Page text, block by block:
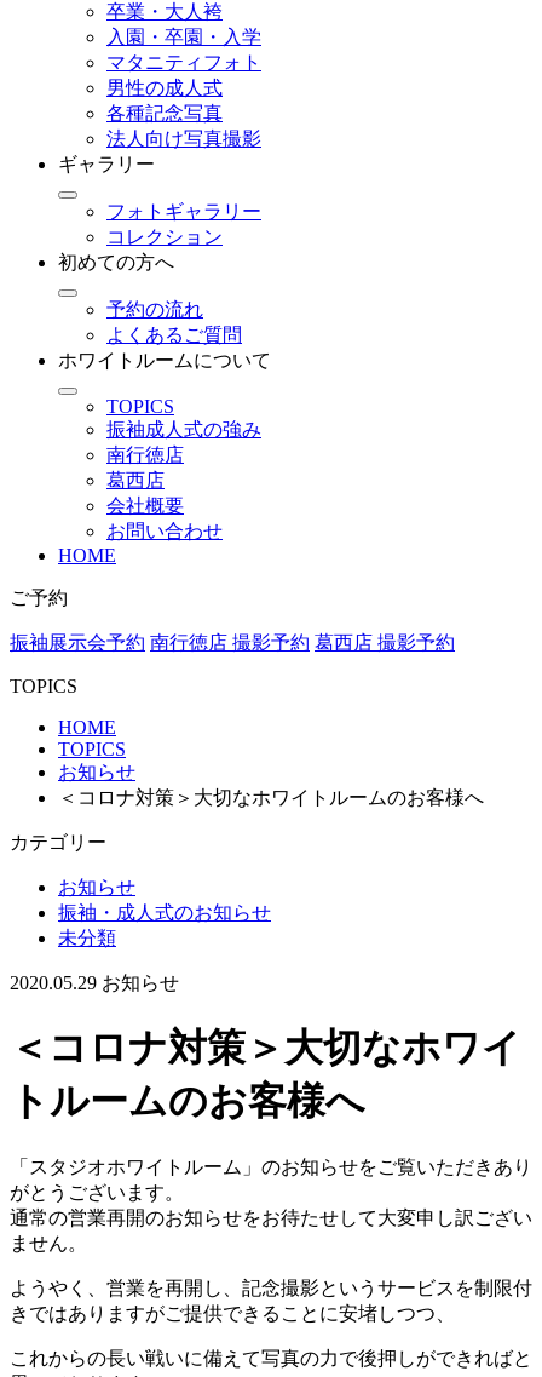
卒業・大人袴
入園・卒園・入学
マタニティフォト
男性の成人式
各種記念写真
法人向け写真撮影
ギャラリー
フォトギャラリー
コレクション
初めての方へ
予約の流れ
よくあるご質問
ホワイトルームについて
TOPICS
振袖成人式の強み
南行徳店
葛西店
会社概要
お問い合わせ
HOME
ご予約
振袖展示会予約 南行徳店 撮影予約 葛西店 撮影予約
TOPICS
HOME
TOPICS
お知らせ
＜コロナ対策＞大切なホワイトルームのお客様へ
カテゴリー
お知らせ
振袖・成人式のお知らせ
未分類
2020.05.29 お知らせ
＜コロナ対策＞大切なホワイ
トルームのお客様へ
「スタジオホワイトルーム」のお知らせをご覧いただきあり
がとうございます。
通常の営業再開のお知らせをお待たせして大変申し訳ござい
ません。
ようやく、営業を再開し、記念撮影というサービスを制限付
きではありますがご提供できることに安堵しつつ、
これからの長い戦いに備えて写真の力で後押しができればと